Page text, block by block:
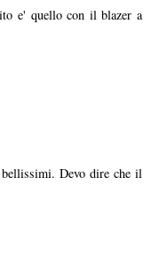
e' quello con il blazer a
Devo dire che il